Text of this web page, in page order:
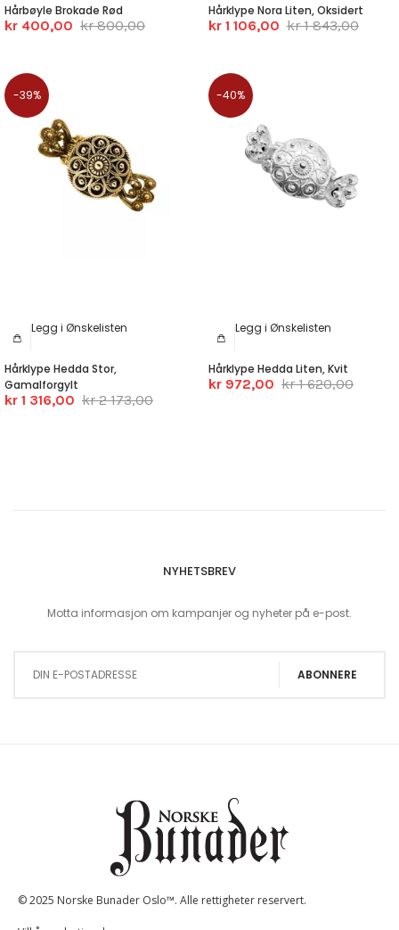
Hårbøyle Brokade Rød
kr 400,00 kr 800,00
Hårklype Nora Liten, Oksidert
kr 1 106,00 kr 1 843,00
-39%
Legg i Ønskelisten
Hårklype Hedda Stor,
Gamalforgylt
kr 1 316,00 kr 2 173,00
-40%
Legg i Ønskelisten
Hårklype Hedda Liten, Kvit
kr 972,00 kr 1 620,00
NYHETSBREV
Motta informasjon om kampanjer og nyheter på e-post.
ABONNERE
© 2025 Norske Bunader Oslo™. Alle rettigheter reservert.